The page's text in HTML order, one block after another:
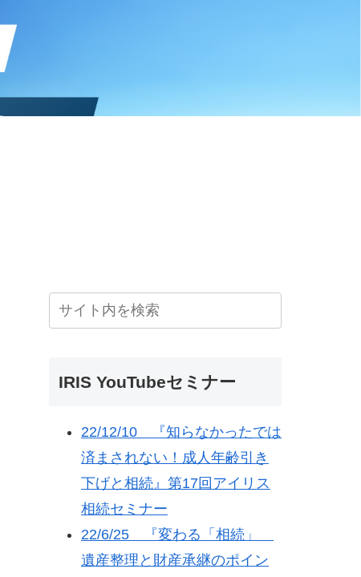
IRIS YouTubeセミナー
22/12/10 『知らなかったでは
済まされない！成人年齢引き
下げと相続』第17回アイリス
相続セミナー
22/6/25 『変わる「相続」
遺産整理と財産承継のポイン